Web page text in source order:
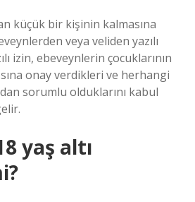
küçük bir kişinin kalmasına
veya veliden yazılı
izin, ebeveynlerin çocuklarının
onay verdikleri ve herhangi
sorumlu olduklarını kabul
yaş altı